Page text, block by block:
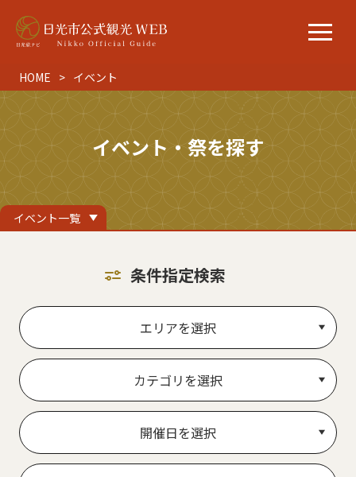
HOME イベント
イベント・祭を探す
イベント一覧
条件指定検索
エリアを選択
カテゴリを選択
開催日を選択